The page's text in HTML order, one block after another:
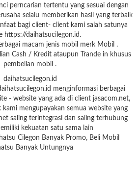
perncarian tertentu yang sesuai dengan
selalu memberikan hasil yang terbaik
bagi client- client kami salah satunya
https://daihatsucilegon.id.
macam jenis mobil merk Mobil .
Cash / Kredit ataupun Trande in khusus
pembelian mobil .
daihatsucilegon.id
menginformasi berbagai
- website yang ada di client jasacom.net,
kami mengupayakan semua website yang
saling terintegrasi dan saling terhubung
kekuatan satu sama lain
Cilegon Banyak Promo, Beli Mobil
Banyak Untungnya